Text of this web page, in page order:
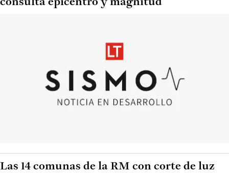
Las 14 comunas de la RM con corte de luz